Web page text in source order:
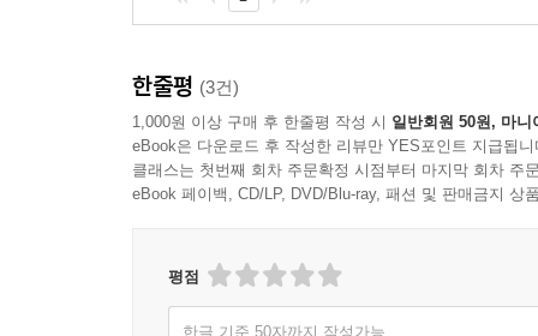
한줄평 (3건)
1,000원 이상 구매 후 한줄평 작성 시 일반회원 50원, 마니
eBook은 다운로드 후 작성한 리뷰만 YES포인트 지급됩니
클래스는 첫번째 회차 주문확정 시점부터 마지막 회차 주
eBook 페이백, CD/LP, DVD/Blu-ray, 패션 및 판매금지 상
평점
한글 기준 50자까지 작성가능